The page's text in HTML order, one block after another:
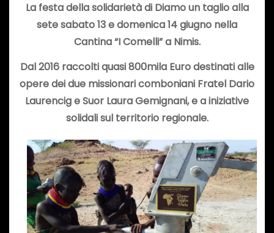
La festa della solidarietà di Diamo un taglio alla
sete sabato 13 e domenica 14 giugno nella
Cantina “I Comelli” a Nimis.
Dal 2016 raccolti quasi 800mila Euro destinati alle
opere dei due missionari comboniani Fratel Dario
Laurencig e Suor Laura Gemignani, e a iniziative
solidali sul territorio regionale.